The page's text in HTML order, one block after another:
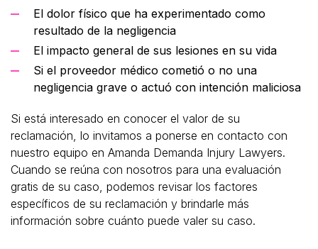
El dolor físico que ha experimentado como
resultado de la negligencia
El impacto general de sus lesiones en su vida
Si el proveedor médico cometió o no una
negligencia grave o actuó con intención maliciosa
Si está interesado en conocer el valor de su
reclamación, lo invitamos a ponerse en contacto con
nuestro equipo en Amanda Demanda Injury Lawyers.
Cuando se reúna con nosotros para una evaluación
gratis de su caso, podemos revisar los factores
específicos de su reclamación y brindarle más
información sobre cuánto puede valer su caso.